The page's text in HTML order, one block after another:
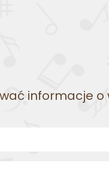
informacje